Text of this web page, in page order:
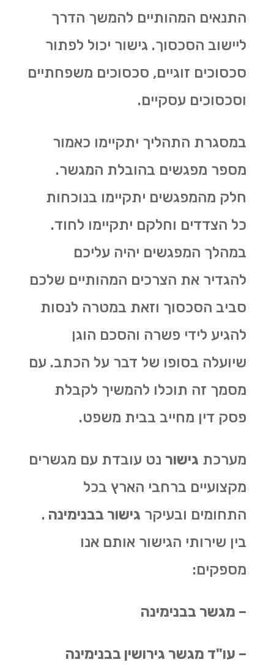
התנאים המהותיים להמשך הדרך
ליישוב הסכסוך. גישור יכול לפתור
סכסוכים זוגיים, סכסוכים משפחתיים
וסכסוכים עסקיים.
במסגרת התהליך יתקיימו כאמור
מספר מפגשים בהובלת המגשר.
חלק מהמפגשים יתקיימו בנוכחות
כל הצדדים וחלקם יתקיימו לחוד.
במהלך המפגשים יהיה עליכם
להגדיר את הצרכים המהותיים שלכם
סביב הסכסוך וזאת במטרה לנסות
להגיע לידי פשרה והסכם הוגן
שיועלה בסופו של דבר על הכתב. עם
מסמך זה תוכלו להמשיך לקבלת
פסק דין מחייב בבית משפט.
מערכת גישור נט עובדת עם מגשרים
מקצועיים ברחבי הארץ בכל
התחומים ובעיקר גישור בבנימינה .
בין שירותי הגישור אותם אנו
מספקים:
– מגשר בבנימינה
– עו"ד מגשר גירושין בבנימינה